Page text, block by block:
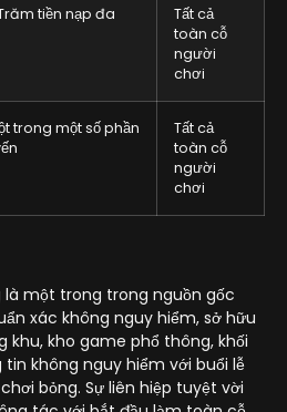
tiền nạp đa
Tất cả
toàn cỗ
người
chơi
trong một số phần
Tất cả
toàn cỗ
người
chơi
một trong trong nguồn gốc
xác không nguy hiểm, sở hữu
khu, kho game phổ thông, khối
không nguy hiểm với buổi lễ
bỏng. Sự liên hiệp tuyệt vời